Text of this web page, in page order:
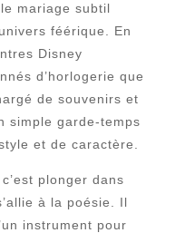
mariage subtil
féérique. En
Disney
d’horlogerie que
de souvenirs et
simple garde-temps
et de caractère.
plonger dans
à la poésie. Il
instrument pour